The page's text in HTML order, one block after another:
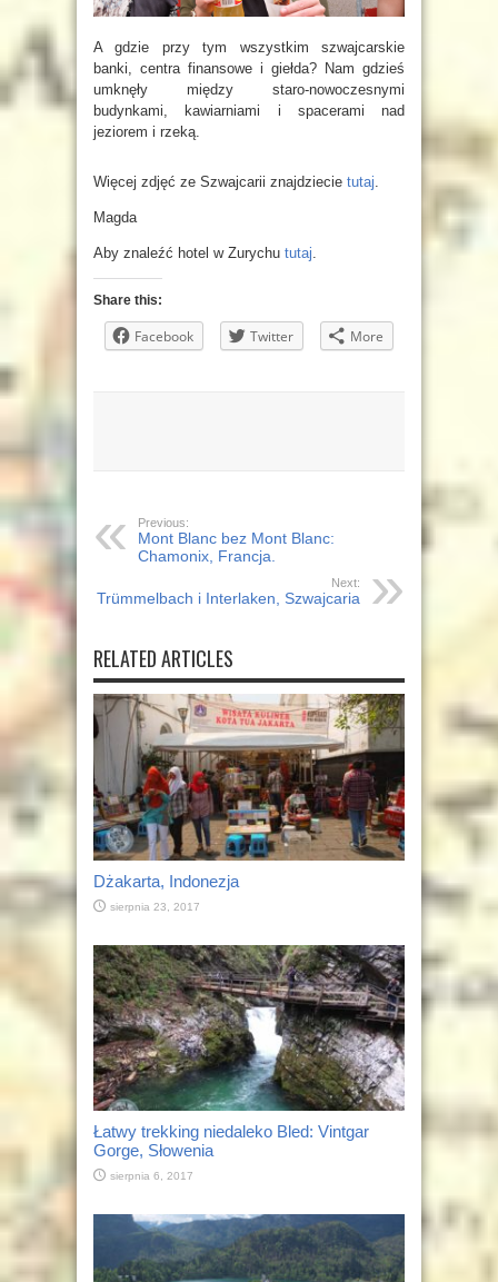
A gdzie przy tym wszystkim szwajcarskie
banki, centra finansowe i giełda? Nam gdzieś
umknęły między staro-nowoczesnymi
budynkami, kawiarniami i spacerami nad
jeziorem i rzeką.
Więcej zdjęć ze Szwajcarii znajdziecie tutaj.
Magda
Aby znaleźć hotel w Zurychu tutaj.
Share this:
Facebook Twitter More
Previous:
Mont Blanc bez Mont Blanc:
Chamonix, Francja.
Next:
Trümmelbach i Interlaken, Szwajcaria
RELATED ARTICLES
Dżakarta, Indonezja
sierpnia 23, 2017
Łatwy trekking niedaleko Bled: Vintgar
Gorge, Słowenia
sierpnia 6, 2017